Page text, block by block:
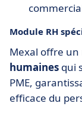
Module RH
Mexal offre un
humaines qui
PME,
efficace du